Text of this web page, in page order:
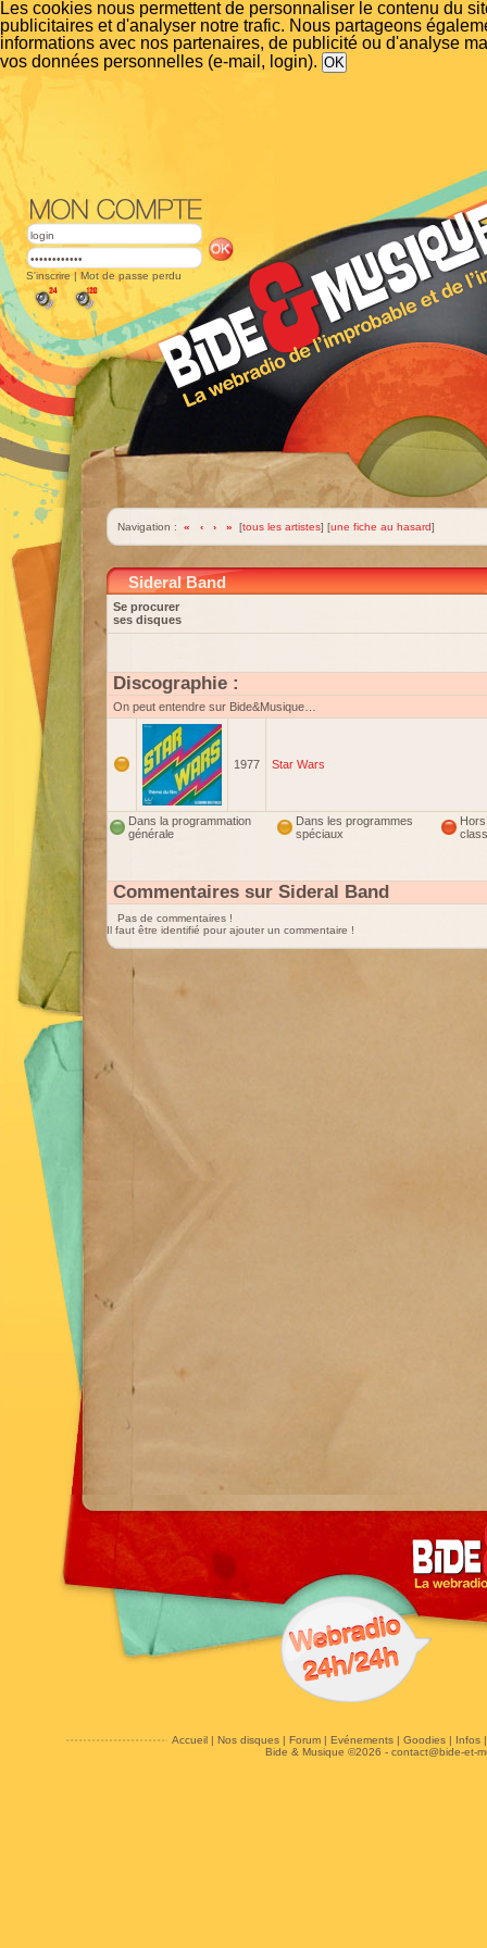
Les cookies nous permettent de personnaliser le contenu du
publicitaires et d'analyser notre trafic. Nous partageons
informations avec nos partenaires, de publicité ou d'analyse
vos données personnelles (e-mail, login).
S'inscrire | Mot de passe perdu
Navigation : « ‹ › » [tous les artistes] [une fiche au hasard]
Sideral Band
Se procurer
ses disques
Discographie :
On peut entendre sur Bide&Musique…
1977 Star Wars
Dans la programmation
générale
Dans les programmes
spéciaux
Hors
Commentaires sur Sideral Band
Pas de commentaires !
Il faut être identifié pour ajouter un commentaire !
Accueil| Nos disques| Forum| Evénements| Goodies| Infos
Bide & Musique ©2026 - contact@bide-et-